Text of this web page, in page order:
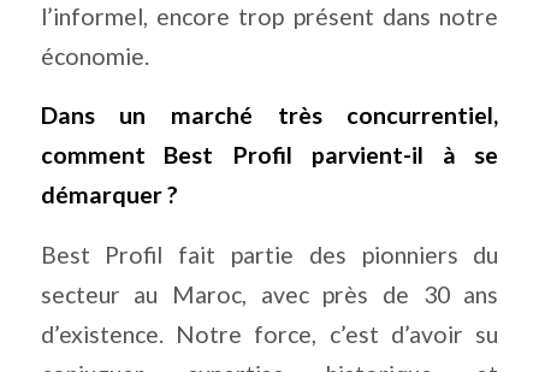
l’informel, encore trop présent dans notre
économie.
Dans un marché très concurrentiel,
comment Best Profil parvient-il à se
démarquer ?
Best Profil fait partie des pionniers du
secteur au Maroc, avec près de 30 ans
d’existence. Notre force, c’est d’avoir su